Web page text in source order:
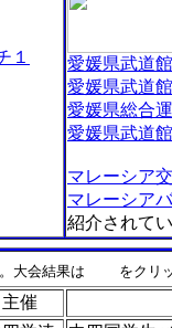
１
愛媛県武道
愛媛県武道
愛媛県総合
愛媛県武道
マレーシア
マレーシア
紹介されて
大会結果は をクリ
主催